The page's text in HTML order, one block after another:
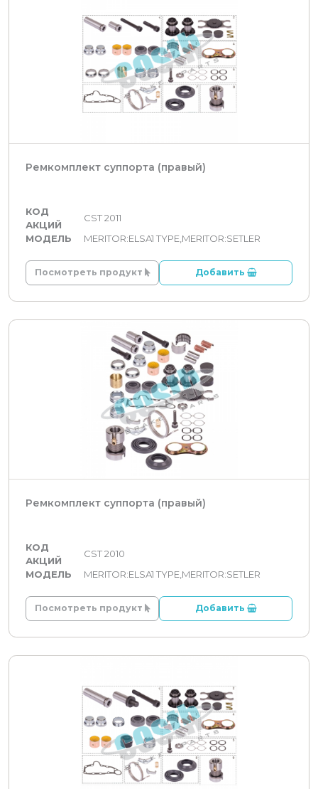
Ремкомплект суппорта (правый)
КОД
АКЦИЙ
CST 2011
МОДЕЛЬ
MERITOR:ELSA1 TYPE,MERITOR:SETLER
Посмотреть продукт Добавить
Ремкомплект суппорта (правый)
КОД
АКЦИЙ
CST 2010
МОДЕЛЬ
MERITOR:ELSA1 TYPE,MERITOR:SETLER
Посмотреть продукт Добавить